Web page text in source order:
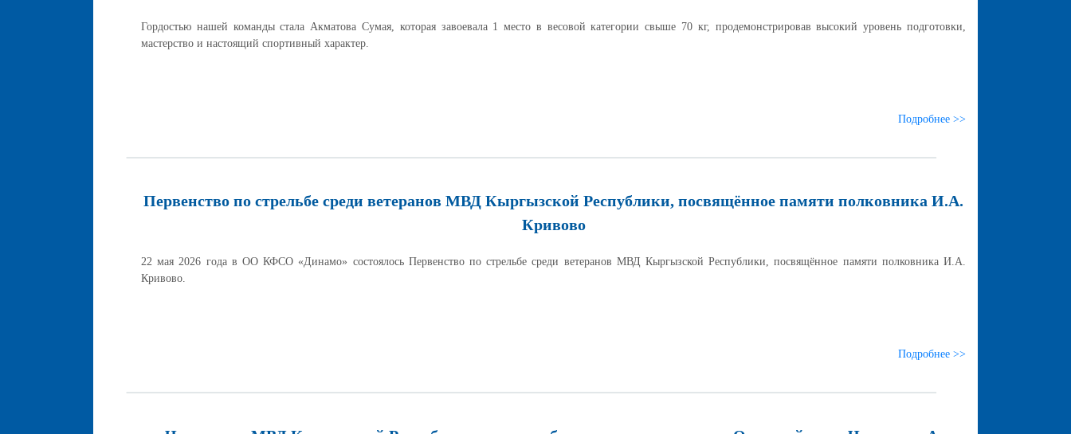
Гордостью нашей команды стала Акматова Сумая, которая завоевала 1 место в весовой категории свыше 70 кг, продемонстрировав высокий уровень подготовки,
мастерство и настоящий спортивный характер.
Подробнее >>
Первенство по стрельбе среди ветеранов МВД Кыргызской Республики, посвящённое памяти полковника И.А.
Кривово
22 мая 2026 года в ОО КФСО «Динамо» состоялось Первенство по стрельбе среди ветеранов МВД Кыргызской Республики, посвящённое памяти полковника И.А.
Кривово.
Подробнее >>